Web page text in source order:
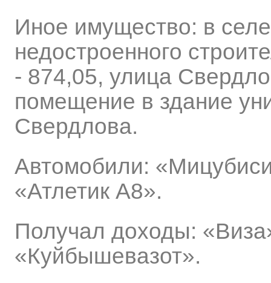
Иное имущество: в
недостроенного
- 874,05, улица
помещение в здание
Свердлова.
Автомобили:
«Атлетик А8».
Получал доходы:
«Куйбышевазот».